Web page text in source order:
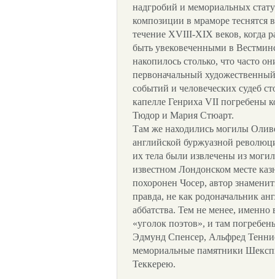
надгробий и мемориальных
композиции в мраморе теснятся
течение ХVIII-XIX веков, когда
быть увековеченными в
накопилось столько, что часто
первоначальный
событий и человеческих судеб
капелле Генриха VII погребены
Тюдор и Мария Стюарт.
Там же находились могилы
английской буржуазной
их тела были извлечены из
известном Лондонском месте
похоронен Чосер, автор
правда, не как родоначальник
аббатства. Тем не менее, именно
«уголок поэтов», и там
Эдмунд Спенсер, Альфред
мемориальные памятники
Теккерею.